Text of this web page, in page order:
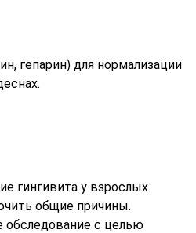
гепарин) для нормализации
гингивита у взрослых
общие причины.
обследование с целью